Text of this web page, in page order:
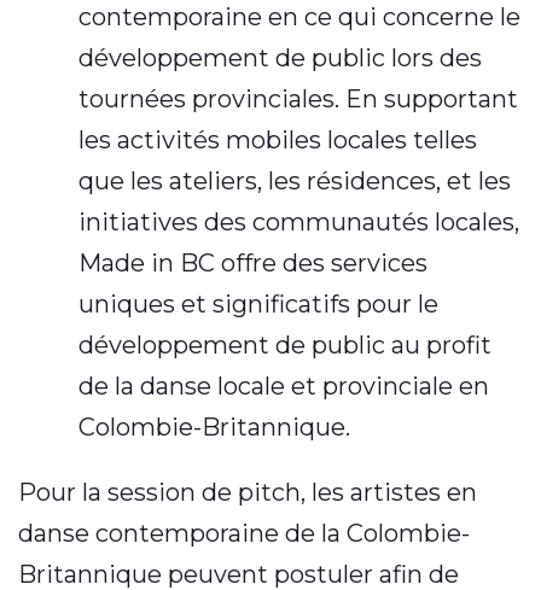
contemporaine en ce qui concerne le
développement de public lors des
tournées provinciales. En supportant
les activités mobiles locales telles
que les ateliers, les résidences, et les
initiatives des communautés locales,
Made in BC offre des services
uniques et significatifs pour le
développement de public au profit
de la danse locale et provinciale en
Colombie-Britannique.
Pour la session de pitch, les artistes en
danse contemporaine de la Colombie-
Britannique peuvent postuler afin de